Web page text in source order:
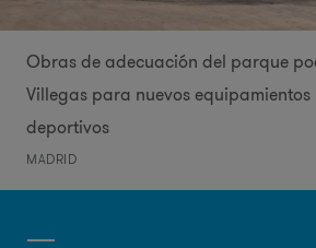
Obras de adecuación del parque
Villegas para nuevos equipamientos
deportivos
MADRID